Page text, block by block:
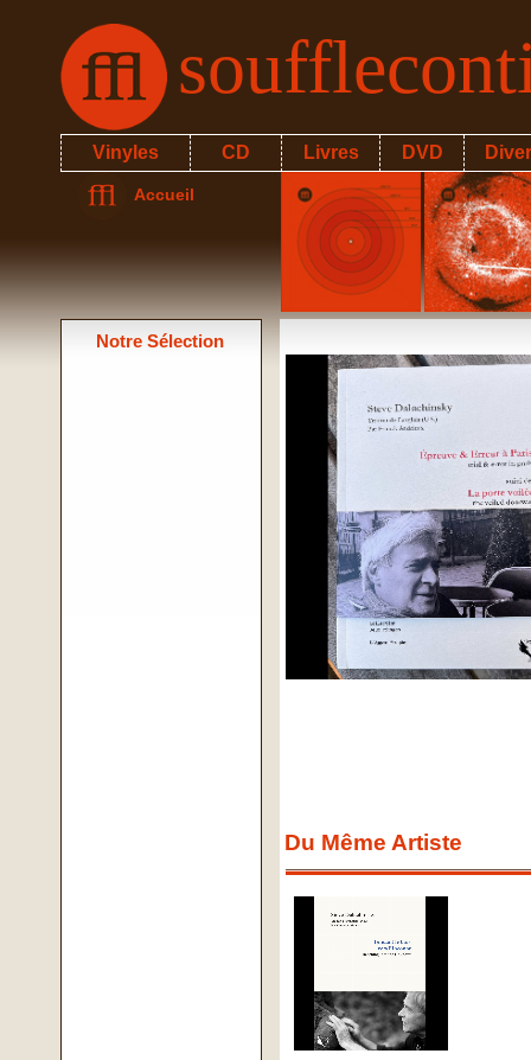
Vinyles CD Livres DVD
Accueil
Notre Sélection
Du Même Artiste